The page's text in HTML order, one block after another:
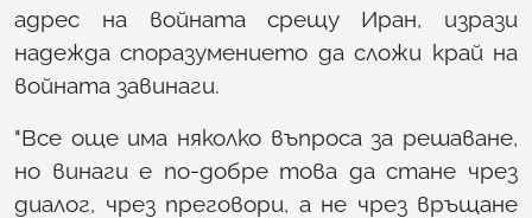
адрес на войната срещу Иран, изрази
надежда споразумението да сложи край на
войната завинаги.
"Все още има няколко въпроса за решаване,
но винаги е по-добре това да стане чрез
диалог, чрез преговори, а не чрез връщане